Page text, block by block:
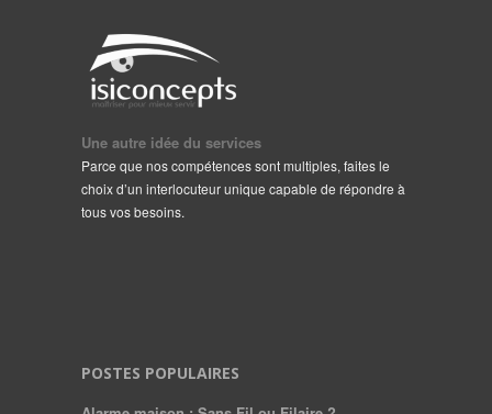
Une autre idée du services
Parce que nos compétences sont multiples, faites le
choix d’un interlocuteur unique capable de répondre à
tous vos besoins.
POSTES POPULAIRES